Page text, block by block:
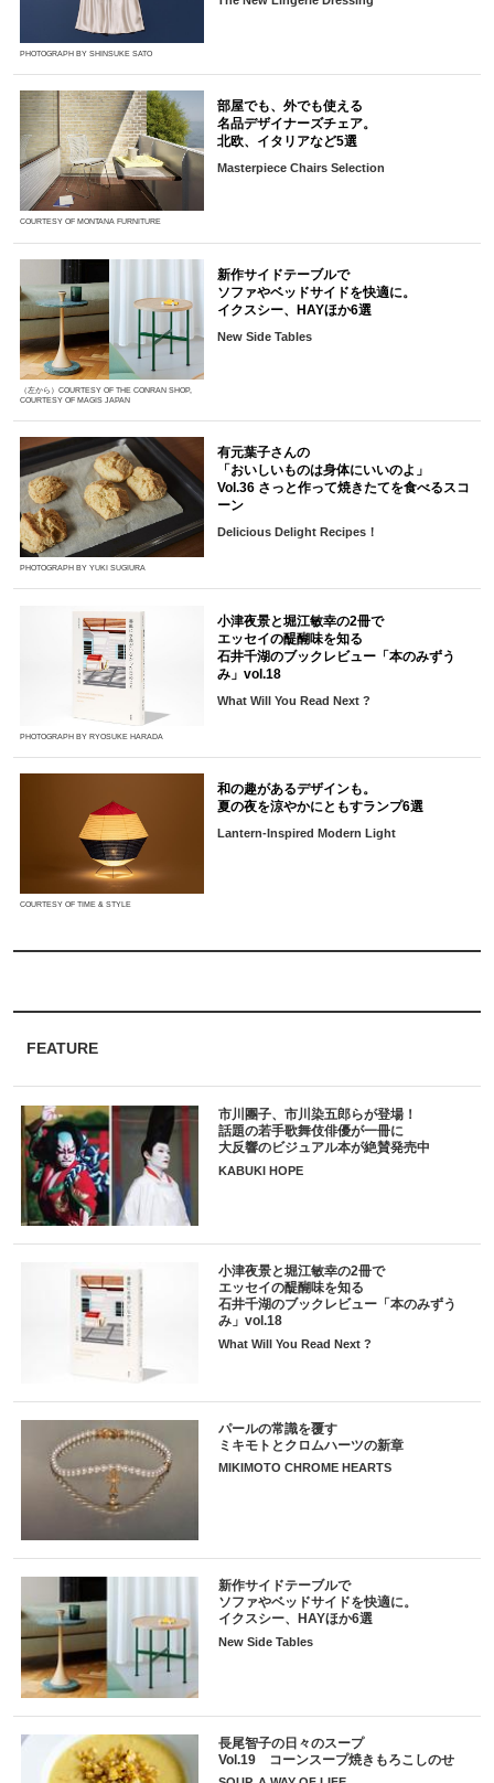
FEATURE
市川團子、市川染五郎らが登場！
話題の若手歌舞伎俳優が一冊に
大反響のビジュアル本が絶賛発売中
KABUKI HOPE
小津夜景と堀江敏幸の2冊で
エッセイの醍醐味を知る
石井千湖のブックレビュー「本のみずう
み」vol.18
What Will You Read Next ?
パールの常識を覆す
ミキモトとクロムハーツの新章
MIKIMOTO CHROME HEARTS
新作サイドテーブルで
ソファやベッドサイドを快適に。
イクスシー、HAYほか6選
New Side Tables
長尾智子の日々のスープ
Vol.19 コーンスープ焼きもろこしのせ
PHOTOGRAPH BY SHINSUKE SATO
COURTESY OF MONTANA FURNITURE
部屋でも、外でも使える
名品デザイナーズチェア。
北欧、イタリアなど5選
Masterpiece Chairs Selection
（左から）COURTESY OF THE CONRAN SHOP,
COURTESY OF MAGIS JAPAN
新作サイドテーブルで
ソファやベッドサイドを快適に。
イクスシー、HAYほか6選
New Side Tables
PHOTOGRAPH BY YUKI SUGIURA
有元葉子さんの
「おいしいものは身体にいいのよ」
Vol.36 さっと作って焼きたてを食べるスコ
ーン
Delicious Delight Recipes！
PHOTOGRAPH BY RYOSUKE HARADA
小津夜景と堀江敏幸の2冊で
エッセイの醍醐味を知る
石井千湖のブックレビュー「本のみずう
み」vol.18
What Will You Read Next ?
COURTESY OF TIME & STYLE
和の趣があるデザインも。
夏の夜を涼やかにともすランプ6選
Lantern-Inspired Modern Light